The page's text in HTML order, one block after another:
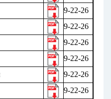
9-22-26
9-22-26
9-22-26
9-22-26
9-22-26
9-22-26